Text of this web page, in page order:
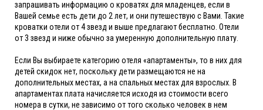
запрашивать информацию о кроватях для младенцев, если в
Вашей семье есть дети до 2 лет, и они путешествую с Вами. Такие
кроватки отели от 4 звезд и выше предлагают бесплатно. Отели
от 3 звезд и ниже обычно за умеренную дополнительную плату.
Если Вы выбираете категорию отеля «апартаменты», то в них для
детей скидок нет, поскольку дети размещаются не на
дополнительных местах, а на спальных местах для взрослых. В
апартаментах плата начисляется исходя из стоимости всего
номера в сутки, не зависимо от того сколько человек в нем